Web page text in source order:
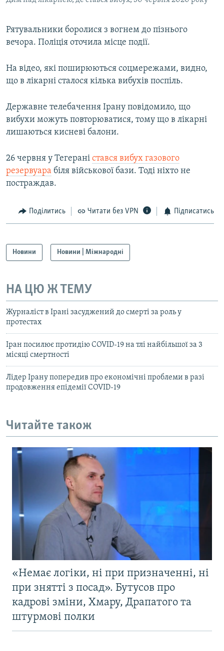
Рятувальники боролися з вогнем до пізнього
вечора. Поліція оточила місце події.
На відео, які поширюються соцмережами, видно,
що в лікарні сталося кілька вибухів поспіль.
Державне телебачення Ірану повідомило, що
вибухи можуть повторюватися, тому що в лікарні
лишаються кисневі балони.
26 червня у Тегерані стався вибух газового
резервуара біля військової бази. Тоді ніхто не
постраждав.
Поділитись Читати без VPN Підписатись
Новини Новини | Міжнародні
НА ЦЮ Ж ТЕМУ
Журналіст в Ірані засуджений до смерті за роль у
протестах
Іран посилює протидію COVID-19 на тлі найбільшої за 3
місяці смертності
Лідер Ірану попередив про економічні проблеми в разі
продовження епідемії COVID-19
Читайте також
«Немає логіки, ні при призначенні, ні
при знятті з посад». Бутусов про
кадрові зміни, Хмару, Драпатого та
штурмові полки